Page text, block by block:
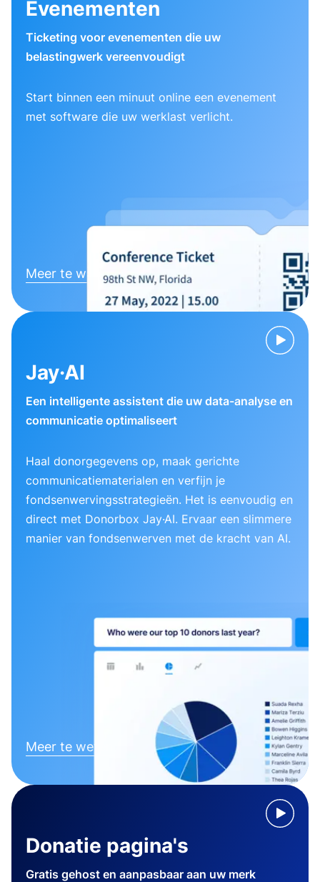
Evenementen
Ticketing voor evenementen die uw
belastingwerk vereenvoudigt
Start binnen een minuut online een evenement
met software die uw werklast verlicht.
Meer te weten komen
Jay·AI
Een intelligente assistent die uw data-analyse en
communicatie optimaliseert
Haal donorgegevens op, maak gerichte
communicatiematerialen en verfijn je
fondsenwervingsstrategieën. Het is eenvoudig en
direct met Donorbox Jay·AI. Ervaar een slimmere
manier van fondsenwerven met de kracht van AI.
Meer te weten komen
Donatie pagina's
Gratis gehost en aanpasbaar aan uw merk